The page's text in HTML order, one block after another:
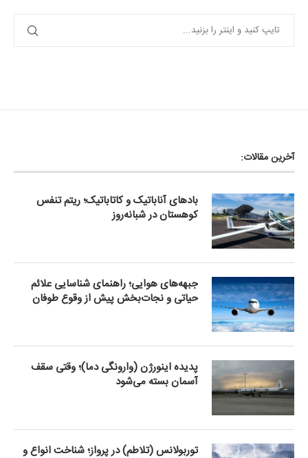
آخرین مقالات:
بادهای آناباتیک و کاتاباتیک؛ ریتم تنفس
کوهستان در شبانه‌روز
جبهه‌های هوایی؛ راهنمای شناسایی علائم
حیاتی و نجات‌بخش پیش از وقوع طوفان
پدیده اینورژن (وارونگی دما)؛ وقتی سقف
آسمان بسته می‌شود
توربولانس (تلاطم) در پرواز؛ شناخت انواع و